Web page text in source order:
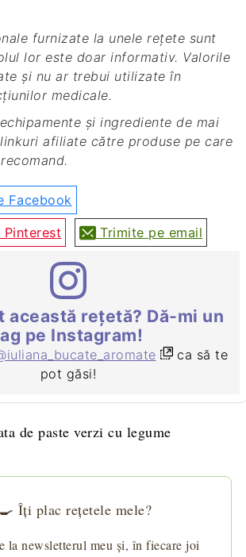
lor este doar informativ. Valorile
și nu ar trebui utilizate în
medicale.
afiliate către produse pe care
Facebook
Pinterest Trimite pe email
această rețetă? Dă-mi un
pe Instagram!
ca să te
pot găsi!
Îți plac rețetele mele?
la newsletterul meu și, în fiecare joi